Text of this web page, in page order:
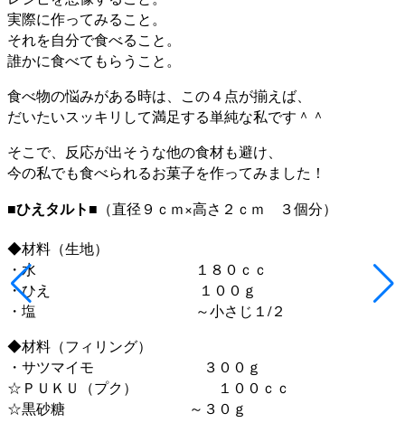
実際に作ってみること。
それを自分で食べること。
誰かに食べてもらうこと。
食べ物の悩みがある時は、この４点が揃えば、
だいたいスッキリして満足する単純な私です＾＾
そこで、反応が出そうな他の食材も避け、
今の私でも食べられるお菓子を作ってみました！
■ひえタルト■ （直径９ｃｍ×高さ２ｃｍ ３個分）
◆材料（生地）
・水 １８０ｃｃ
・ひえ １００ｇ
・塩 ～小さじ１/２
◆材料（フィリング）
・サツマイモ ３００ｇ
☆ＰＵＫＵ（プク） １００ｃｃ
☆黒砂糖 ～３０ｇ